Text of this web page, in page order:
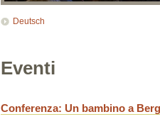
Deutsch
Eventi
Conferenza: Un bambino a